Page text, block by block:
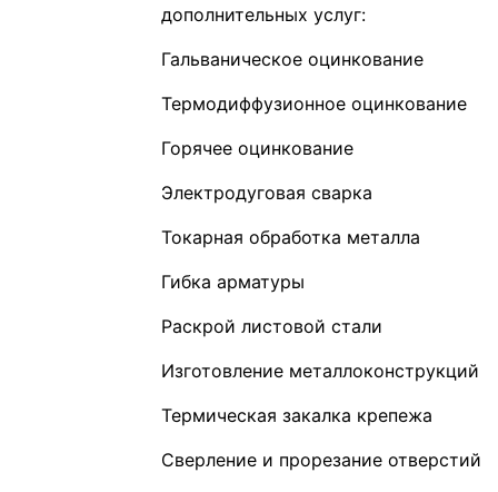
дополнительных услуг:
Гальваническое оцинкование
Термодиффузионное оцинкование
Горячее оцинкование
Электродуговая сварка
Токарная обработка металла
Гибка арматуры
Раскрой листовой стали
Изготовление металлоконструкций
Термическая закалка крепежа
Сверление и прорезание отверстий